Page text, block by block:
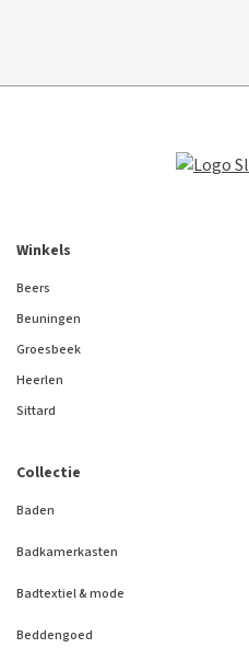
Collectie
Baden
Badkamerkasten
Badtextiel & mode
Beddengoed
Winkels
Beers
Beuningen
Groesbeek
Heerlen
Sittard